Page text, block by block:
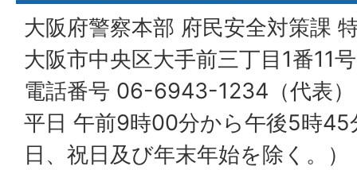
大阪府警察本部 府民安全対策課
大阪市中央区大手前三丁目1番11号
電話番号 06-6943-1234（代表）
平日 午前9時00分から午後5時45
日、祝日及び年末年始を除く。）